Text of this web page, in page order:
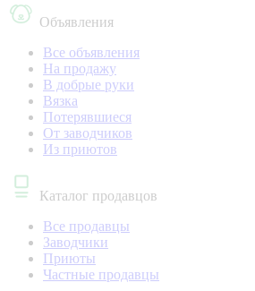
Объявления
Все объявления
На продажу
В добрые руки
Вязка
Потерявшиеся
От заводчиков
Из приютов
Каталог продавцов
Все продавцы
Заводчики
Приюты
Частные продавцы